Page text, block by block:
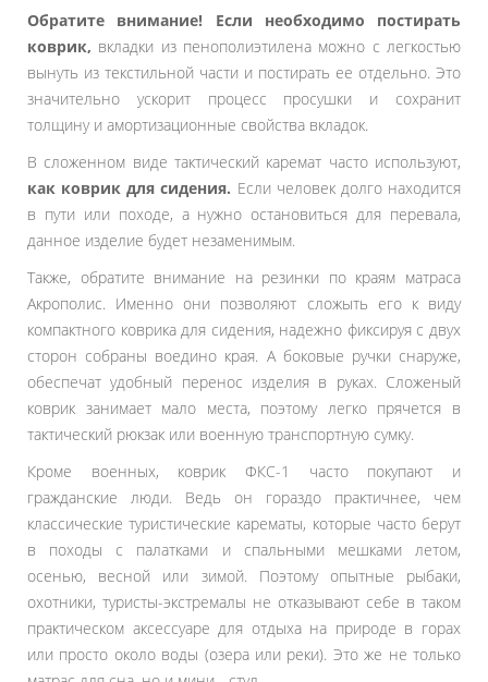
Обратите внимание! Если необходимо постирать
коврик, вкладки из пенополиэтилена можно с легкостью
вынуть из текстильной части и постирать ее отдельно. Это
значительно ускорит процесс просушки и сохранит
толщину и амортизационные свойства вкладок.
В сложенном виде тактический каремат часто используют,
как коврик для сидения. Если человек долго находится
в пути или походе, а нужно остановиться для перевала,
данное изделие будет незаменимым.
Также, обратите внимание на резинки по краям матраса
Акрополис. Именно они позволяют сложыть его к виду
компактного коврика для сидения, надежно фиксируя с двух
сторон собраны воедино края. А боковые ручки снаруже,
обеспечат удобный перенос изделия в руках. Сложеный
коврик занимает мало места, поэтому легко прячется в
тактический рюкзак или военную транспортную сумку.
Кроме военных, коврик ФКС-1 часто покупают и
гражданские люди. Ведь он гораздо практичнее, чем
классические туристические карематы, которые часто берут
в походы с палатками и спальными мешками летом,
осенью, весной или зимой. Поэтому опытные рыбаки,
охотники, туристы-экстремалы не отказывают себе в таком
практическом аксессуаре для отдыха на природе в горах
или просто около воды (озера или реки). Это же не только